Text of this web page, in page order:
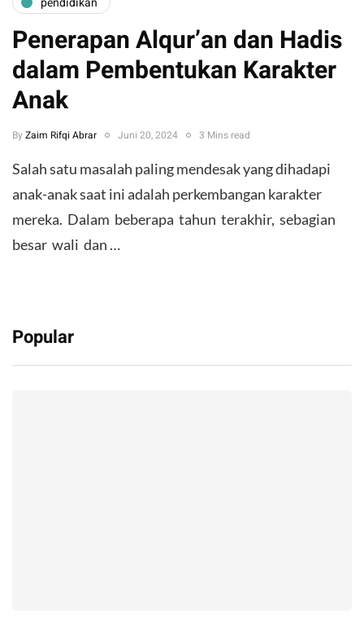
Penerapan Alqur’an dan Hadis
dalam Pembentukan Karakter
Anak
By Zaim Rifqi Abrar Juni 20, 2024 3 Mins read
Salah satu masalah paling mendesak yang dihadapi
anak-anak saat ini adalah perkembangan karakter
mereka. Dalam beberapa tahun terakhir, sebagian
besar wali dan …
Popular